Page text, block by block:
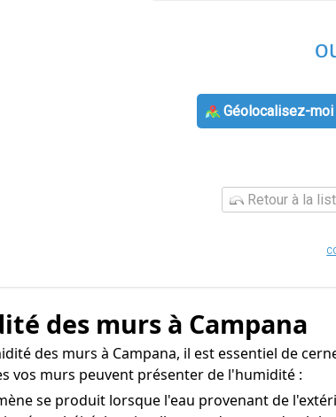
Géolocalisez-moi
Retour à la
des murs à Campana
des murs à Campana, il est essentiel de
vos murs peuvent présenter de l'humidité :
se produit lorsque l'eau provenant de